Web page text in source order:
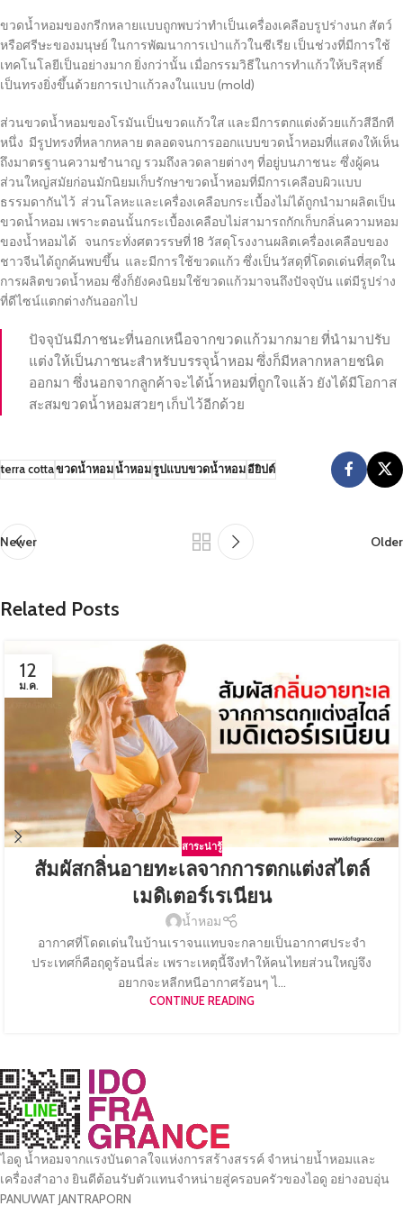
ขวดน้ำหอมของกรีกหลายแบบถูกพบว่าทำเป็นเครื่องเคลือบรูปร่างนก สัตว์
หรือศรีษะของมนุษย์ ในการพัฒนาการเป่าแก้วในซีเรีย เป็นช่วงที่มีการใช้
เทคโนโลยีเป็นอย่างมาก ยิ่งกว่านั้น เมื่อกรรมวิธีในการทำแก้วให้บริสุทธิ์
เป็นทรงยิ่งขึ้นด้วยการเป่าแก้วลงในแบบ (mold)
ส่วนขวดน้ำหอมของโรมันเป็นขวดแก้วใส และมีการตกแต่งด้วยแก้วสีอีกที
หนึ่ง มีรูปทรงที่หลากหลาย ตลอดจนการออกแบบขวดน้ำหอมที่แสดงให้เห็น
ถึงมาตรฐานความชำนาญ รวมถึงลวดลายต่างๆ ที่อยู่บนภาชนะ ซึ่งผู้คน
ส่วนใหญ่สมัยก่อนมักนิยมเก็บรักษาขวดน้ำหอมที่มีการเคลือบผิวแบบ
ธรรมดากันไว้ ส่วนโลหะและเครื่องเคลือบกระเบื้องไม่ได้ถูกนำมาผลิตเป็น
ขวดน้ำหอม เพราะตอนนั้นกระเบื้องเคลือบไม่สามารถกักเก็บกลิ่นความหอม
ของน้ำหอมได้ จนกระทั่งศตวรรษที่ 18 วัสดุโรงงานผลิตเครื่องเคลือบของ
ชาวจีนได้ถูกค้นพบขึ้น และมีการใช้ขวดแก้ว ซึ่งเป็นวัสดุที่โดดเด่นที่สุดใน
การผลิตขวดน้ำหอม ซึ่งก็ยังคงนิยมใช้ขวดแก้วมาจนถึงปัจจุบัน แต่มีรูปร่าง
ที่ดีไซน์แตกต่างกันออกไป
ปัจจุบันมีภาชนะที่นอกเหนือจากขวดแก้วมากมาย ที่นำมาปรับ
แต่งให้เป็นภาชนะสำหรับบรรจุน้ำหอม ซึ่งก็มีหลากหลายชนิด
ออกมา ซึ่งนอกจากลูกค้าจะได้น้ำหอมที่ถูกใจแล้ว ยังได้มีโอกาส
สะสมขวดน้ำหอมสวยๆ เก็บไว้อีกด้วย
terra cottaขวดน้ำหอมน้ำหอมรูปแบบขวดน้ำหอมอียิปต์
Newer Older
Related Posts
12
ม.ค.
สาระน่ารู้
สัมผัสกลิ่นอายทะเลจากการตกแต่งสไตล์
เมดิเตอร์เรเนียน
น้ำหอม
อากาศที่โดดเด่นในบ้านเราจนแทบจะกลายเป็นอากาศประจำ
ประเทศก็คือฤดูร้อนนี่ล่ะ เพราะเหตุนี้จึงทำให้คนไทยส่วนใหญ่จึง
อยากจะหลีกหนีอากาศร้อนๆ ไ...
CONTINUE READING
ไอดู น้ำหอมจากแรงบันดาลใจแห่งการสร้างสรรค์ จำหน่ายน้ำหอมและ
เครื่องสำอาง ยินดีต้อนรับตัวแทนจำหน่ายสู่ครอบครัวของไอดู อย่างอบอุ่น
PANUWAT JANTRAPORN